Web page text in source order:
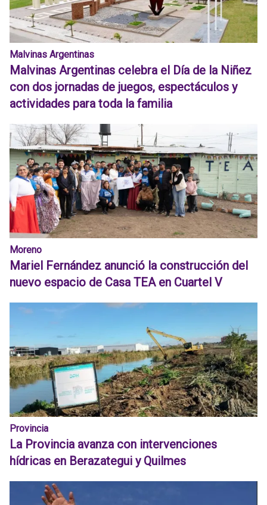
Malvinas Argentinas
Malvinas Argentinas celebra el Día de la Niñez
con dos jornadas de juegos, espectáculos y
actividades para toda la familia
Moreno
Mariel Fernández anunció la construcción del
nuevo espacio de Casa TEA en Cuartel V
Provincia
La Provincia avanza con intervenciones
hídricas en Berazategui y Quilmes